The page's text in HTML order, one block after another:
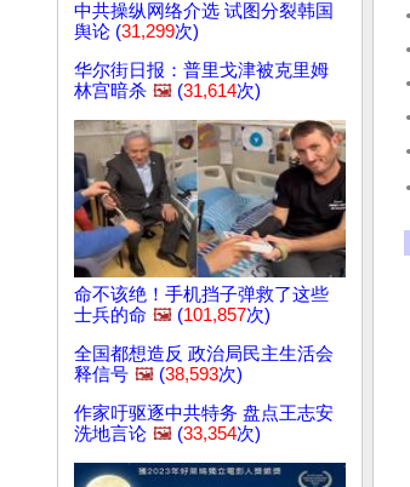
中共操纵网络介选 试图分裂韩国
舆论 (31,299次)
华尔街日报：普里戈津被克里姆
林宫暗杀 🖼️ (31,614次)
命不该绝！手机挡子弹救了这些
士兵的命 🖼️ (101,857次)
全国都想造反 政治局民主生活会
释信号 🖼️ (38,593次)
作家吁驱逐中共特务 盘点王志安
洗地言论 🖼️ (33,354次)